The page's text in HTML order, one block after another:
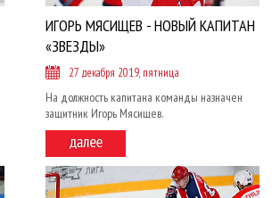
ИГОРЬ МЯСИЩЕВ - НОВЫЙ КАПИТАН
«ЗВЕЗДЫ»
27 декабря 2019, пятница
На должность капитана команды назначен
защитник Игорь Мясищев.